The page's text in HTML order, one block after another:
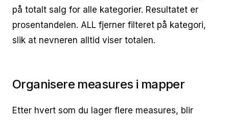
på totalt salg for alle kategorier. Resultatet er
prosentandelen. ALL fjerner filteret på kategori,
slik at nevneren alltid viser totalen.
Organisere measures i mapper
Etter hvert som du lager flere measures, blir